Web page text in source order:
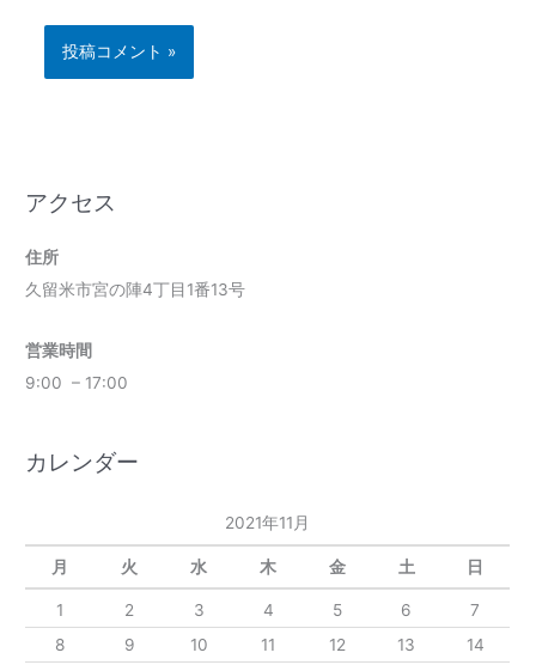
アクセス
住所
久留米市宮の陣4丁目1番13号
営業時間
9:00 – 17:00
カレンダー
2021年11月
月 火 水 木 金 土 日
1 2 3 4 5 6
7
8
9 10 11 12 13
14